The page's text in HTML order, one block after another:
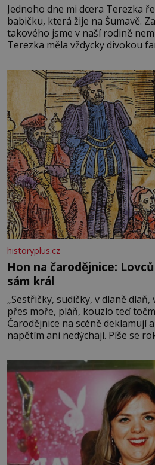
Jednoho dne mi dcera Terezka
babičku, která žije na Šumavě.
takového jsme v naší rodině
Terezka měla vždycky divokou
zdálo o jednorožcích, krásných
rytířích a létajících dracích.
historyplus.cz
Hon na čarodějnice:
sám král
„Sestřičky, sudičky, v dlaně dlaň,
přes moře, pláň, kouzlo teď
Čarodějnice na scéně deklamují
napětím ani nedýchají. Píše se
Tragédii o Macbethovi. Napsal ji
v roce 1603 vystřídal